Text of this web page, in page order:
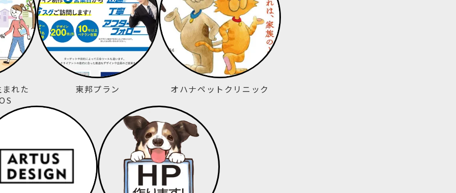
れた
東邦プラン オハナペットクリニック